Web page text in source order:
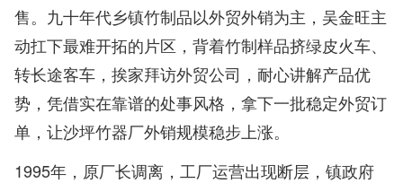
售。九十年代乡镇竹制品以外贸外销为主，吴金旺主
动扛下最难开拓的片区，背着竹制样品挤绿皮火车、
转长途客车，挨家拜访外贸公司，耐心讲解产品优
势，凭借实在靠谱的处事风格，拿下一批稳定外贸订
单，让沙坪竹器厂外销规模稳步上涨。
1995年，原厂长调离，工厂运营出现断层，镇政府